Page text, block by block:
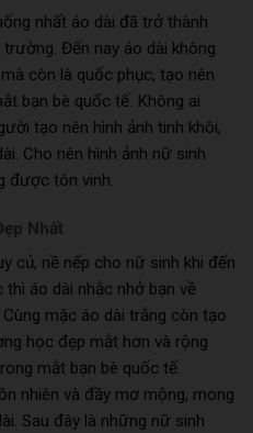
nhất áo dài đã trở thành
Đến nay áo dài không
còn là quốc phục, tạo nên
bạn bè quốc tế. Không ai
tạo nên hình ảnh tinh khôi,
Cho nên hình ảnh nữ sinh
được tôn vinh.
Nhất
củ, nề nếp cho nữ sinh khi đến
áo dài nhắc nhở bạn về
mặc áo dài trắng còn tạo
học đẹp mắt hơn và rộng
mắt bạn bè quốc tế.
nhiên và đầy mơ mộng, mong
Sau đây là những nữ sinh